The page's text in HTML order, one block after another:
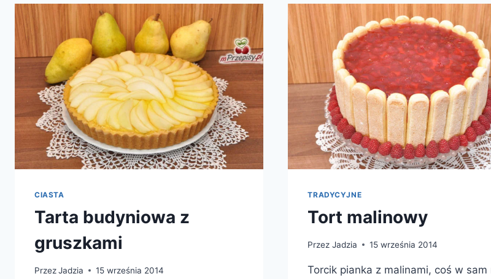
CIASTA
Tarta budyniowa z
gruszkami
PrzezJadzia 15 września 2014
TRADYCYJNE
Tort malinowy
Przez Jadzia 15 września 2014
Torcik pianka z malinami, coś w sam